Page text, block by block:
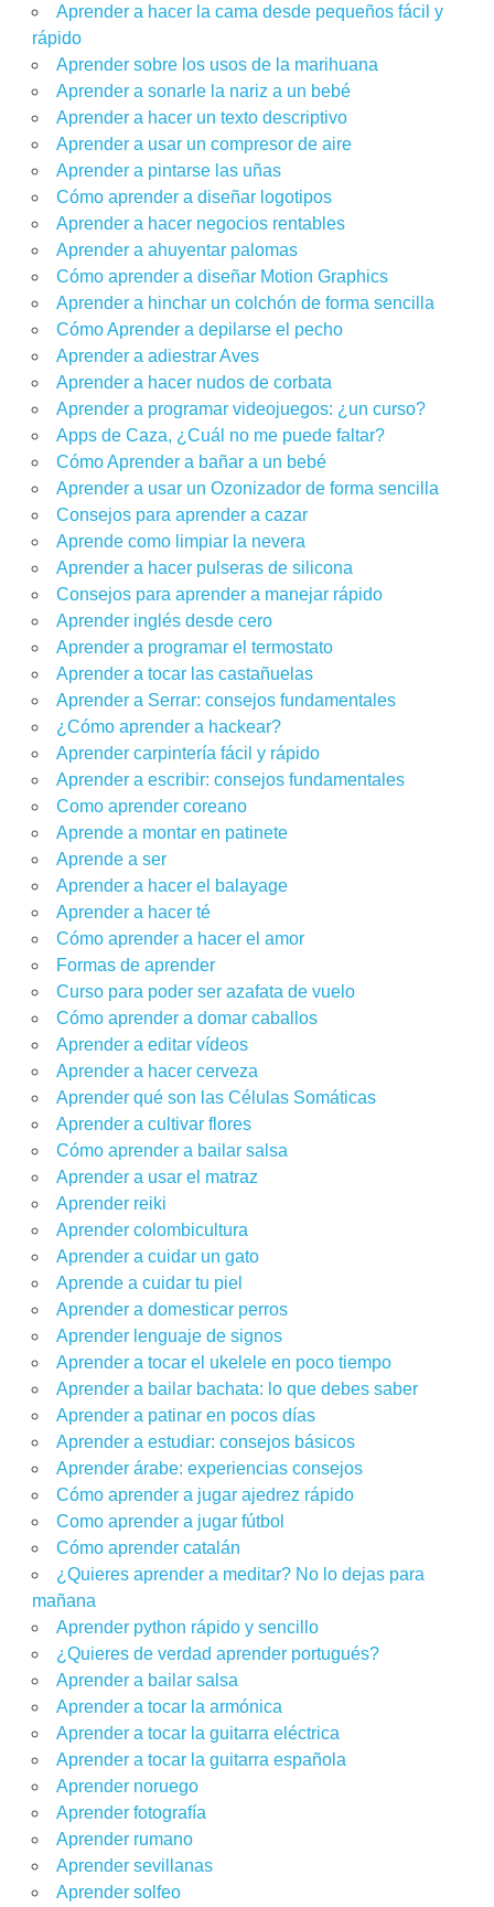
Aprender a hacer la cama desde pequeños fácil y
rápido
Aprender sobre los usos de la marihuana
Aprender a sonarle la nariz a un bebé
Aprender a hacer un texto descriptivo
Aprender a usar un compresor de aire
Aprender a pintarse las uñas
Cómo aprender a diseñar logotipos
Aprender a hacer negocios rentables
Aprender a ahuyentar palomas
Cómo aprender a diseñar Motion Graphics
Aprender a hinchar un colchón de forma sencilla
Cómo Aprender a depilarse el pecho
Aprender a adiestrar Aves
Aprender a hacer nudos de corbata
Aprender a programar videojuegos: ¿un curso?
Apps de Caza, ¿Cuál no me puede faltar?
Cómo Aprender a bañar a un bebé
Aprender a usar un Ozonizador de forma sencilla
Consejos para aprender a cazar
Aprende como limpiar la nevera
Aprender a hacer pulseras de silicona
Consejos para aprender a manejar rápido
Aprender inglés desde cero
Aprender a programar el termostato
Aprender a tocar las castañuelas
Aprender a Serrar: consejos fundamentales
¿Cómo aprender a hackear?
Aprender carpintería fácil y rápido
Aprender a escribir: consejos fundamentales
Como aprender coreano
Aprende a montar en patinete
Aprende a ser
Aprender a hacer el balayage
Aprender a hacer té
Cómo aprender a hacer el amor
Formas de aprender
Curso para poder ser azafata de vuelo
Cómo aprender a domar caballos
Aprender a editar vídeos
Aprender a hacer cerveza
Aprender qué son las Células Somáticas
Aprender a cultivar flores
Cómo aprender a bailar salsa
Aprender a usar el matraz
Aprender reiki
Aprender colombicultura
Aprender a cuidar un gato
Aprende a cuidar tu piel
Aprender a domesticar perros
Aprender lenguaje de signos
Aprender a tocar el ukelele en poco tiempo
Aprender a bailar bachata: lo que debes saber
Aprender a patinar en pocos días
Aprender a estudiar: consejos básicos
Aprender árabe: experiencias consejos
Cómo aprender a jugar ajedrez rápido
Como aprender a jugar fútbol
Cómo aprender catalán
¿Quieres aprender a meditar? No lo dejas para
mañana
Aprender python rápido y sencillo
¿Quieres de verdad aprender portugués?
Aprender a bailar salsa
Aprender a tocar la armónica
Aprender a tocar la guitarra eléctrica
Aprender a tocar la guitarra española
Aprender noruego
Aprender fotografía
Aprender rumano
Aprender sevillanas
Aprender solfeo